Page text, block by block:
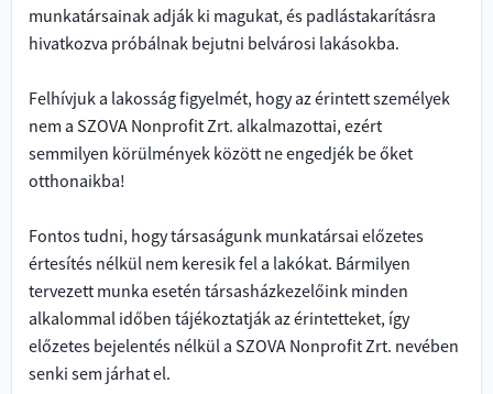
munkatársainak adják ki magukat, és padlástakarításra
hivatkozva próbálnak bejutni belvárosi lakásokba.
Felhívjuk a lakosság figyelmét, hogy az érintett személyek
nem a SZOVA Nonprofit Zrt. alkalmazottai, ezért
semmilyen körülmények között ne engedjék be őket
otthonaikba!
Fontos tudni, hogy társaságunk munkatársai előzetes
értesítés nélkül nem keresik fel a lakókat. Bármilyen
tervezett munka esetén társasházkezelőink minden
alkalommal időben tájékoztatják az érintetteket, így
előzetes bejelentés nélkül a SZOVA Nonprofit Zrt. nevében
senki sem járhat el.